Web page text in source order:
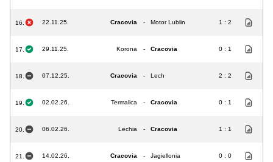
16. 22.11.25. Cracovia - Motor Lublin 1 : 2
17. 29.11.25. Korona - Cracovia 0 : 1
18. 07.12.25. Cracovia - Lech 2 : 2
19. 02.02.26. Termalica - Cracovia 0 : 1
20. 06.02.26. Lechia - Cracovia 1 : 1
21. 14.02.26. Cracovia - Jagiellonia 0 : 0